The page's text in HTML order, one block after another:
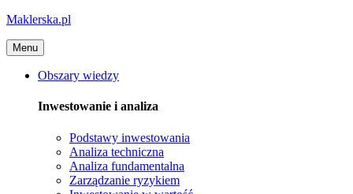
Maklerska.pl
Menu
Obszary wiedzy
Inwestowanie i analiza
Podstawy inwestowania
Analiza techniczna
Analiza fundamentalna
Zarządzanie ryzykiem